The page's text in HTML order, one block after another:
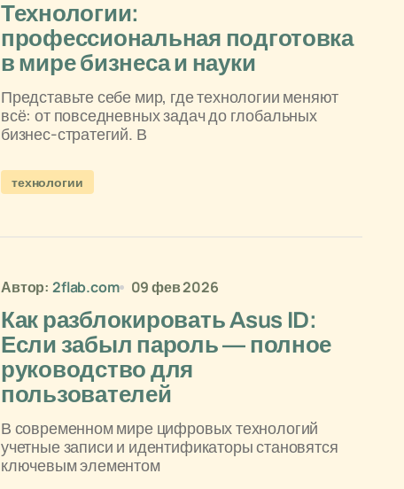
Технологии:
профессиональная подготовка
в мире бизнеса и науки
Представьте себе мир, где технологии меняют
всё: от повседневных задач до глобальных
бизнес-стратегий. В
технологии
Автор: 2flab.com 09 фев 2026
Как разблокировать Asus ID:
Если забыл пароль — полное
руководство для
пользователей
В современном мире цифровых технологий
учетные записи и идентификаторы становятся
ключевым элементом